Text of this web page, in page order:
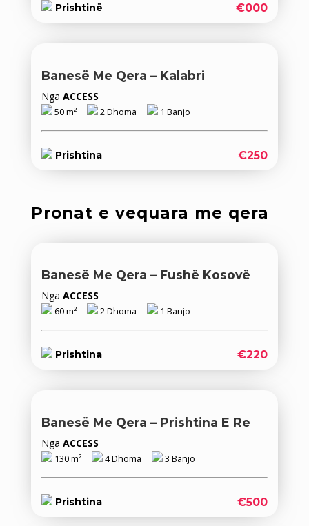
Prishtinë €000
Banesë Me Qera – Kalabri
Nga ACCESS
50 m² 2 Dhoma 1 Banjo
Prishtina €250
Pronat e vequara me qera
Banesë Me Qera – Fushë Kosovë
Nga ACCESS
60 m² 2 Dhoma 1 Banjo
Prishtina €220
Banesë Me Qera – Prishtina E Re
Nga ACCESS
130 m² 4 Dhoma 3 Banjo
Prishtina €500